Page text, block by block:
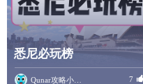
悉尼必玩榜
7